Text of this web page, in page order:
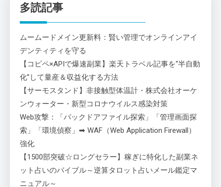
多読記事
ムームードメイン更新料：賢い管理でオンラインアイ
デンティティを守る
【コピペ×APIで爆速副業】楽天トラベル記事を“半自動
化”して量産＆収益化する方法
【サーモスタンド】非接触型体温計・株式会社オーケ
ンウォーター・新型コロナウイルス感染対策
Web攻撃：「バックドアファイル探索」「管理画面探
索」「環境偵察」➡ WAF（Web Application Firewall）
強化
【1500部突破☆ロングセラー】稼ぎに特化した副業ネ
ット占いのバイブル～逆算タロット占いメール鑑定マ
ニュアル～